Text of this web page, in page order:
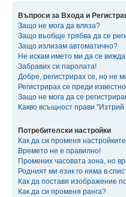
Въпроси за Входа и
Защо не мога да вляза?
Защо въобще трябва да се
Защо излизам автоматично?
Не искам името ми да се
Забравих си паролата!
Добре, регистрирах се, но не
Регистрирах се преди
Защо не мога да се
Какво всъщност прави "Изтрий
Потребителски настройки
Как да си променя
Времето не е правилно!
Промених часовата зона, но
Родният ми език го няма в
Как да поставя изображение
Как да си променя ранга?